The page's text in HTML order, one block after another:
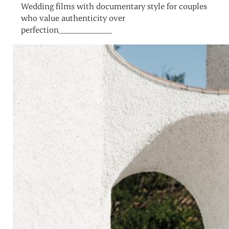
Wedding films with documentary style for couples
who value authenticity over
perfection_____________